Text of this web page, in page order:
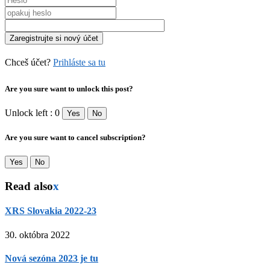
Chceš účet? Prihláste sa tu
Are you sure want to unlock this post?
Unlock left : 0 Yes No
Are you sure want to cancel subscription?
Yes No
Read alsox
XRS Slovakia 2022-23
30. októbra 2022
Nová sezóna 2023 je tu